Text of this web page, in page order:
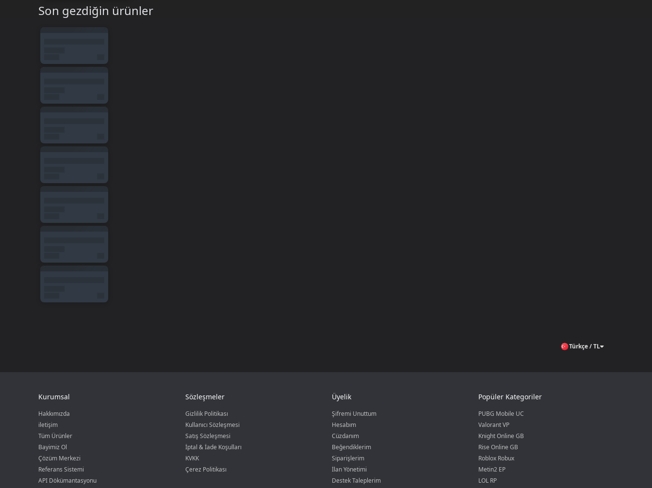
Son gezdiğin ürünler
Türkçe / TL
Kurumsal
Hakkımızda
iletişim
Tüm Ürünler
Bayimiz Ol
Çözüm Merkezi
Referans Sistemi
API Dökümantasyonu
Sözleşmeler
Gizlilik Politikası
Kullanıcı Sözleşmesi
Satış Sözleşmesi
İptal & İade Koşulları
KVKK
Çerez Politikası
Üyelik
Şifremi Unuttum
Hesabım
Cüzdanım
Beğendiklerim
Siparişlerim
İlan Yönetimi
Destek Taleplerim
Popüler Kategoriler
PUBG Mobile UC
Valorant VP
Knight Online GB
Rise Online GB
Roblox Robux
Metin2 EP
LOL RP